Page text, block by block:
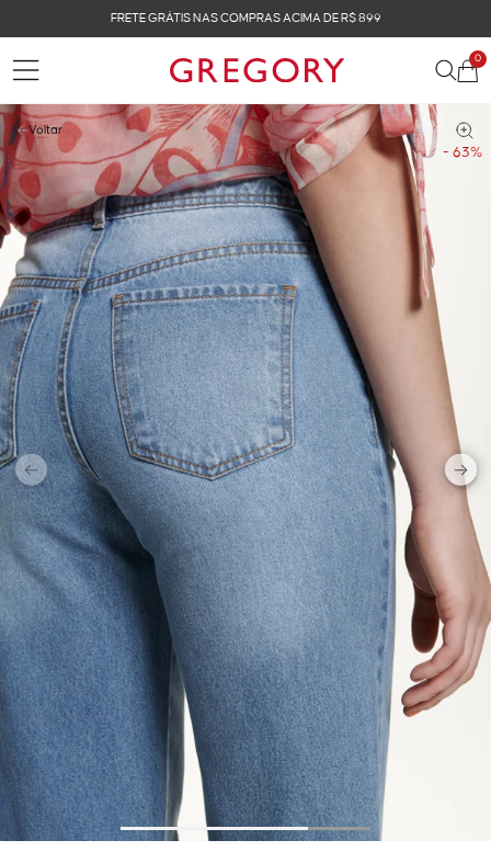
FRETE GRÁTIS NAS COMPRAS ACIMA DE R$ 899
0
- 63%
Voltar